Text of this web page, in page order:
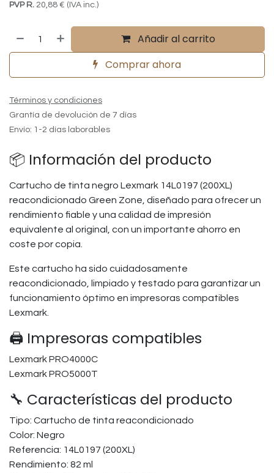
PVP R. 20,88 € (IVA inc.)
Añadir al carrito
Comprar ahora
Términos y condiciones
Grantía de devolución de 7 días
Envío: 1-2 días laborables
📦 Información del producto
Cartucho de tinta negro Lexmark 14L0197 (200XL)
reacondicionado Green Zone, diseñado para ofrecer un
rendimiento fiable y una calidad de impresión
equivalente al original, con un importante ahorro en
coste por copia.
Este cartucho ha sido cuidadosamente
reacondicionado, limpiado y testado para garantizar un
funcionamiento óptimo en impresoras compatibles
Lexmark.
🖨️ Impresoras compatibles
Lexmark PRO4000C
Lexmark PRO5000T
🔧 Características del producto
Tipo: Cartucho de tinta reacondicionado
Color: Negro
Referencia: 14L0197 (200XL)
Rendimiento: 82 ml